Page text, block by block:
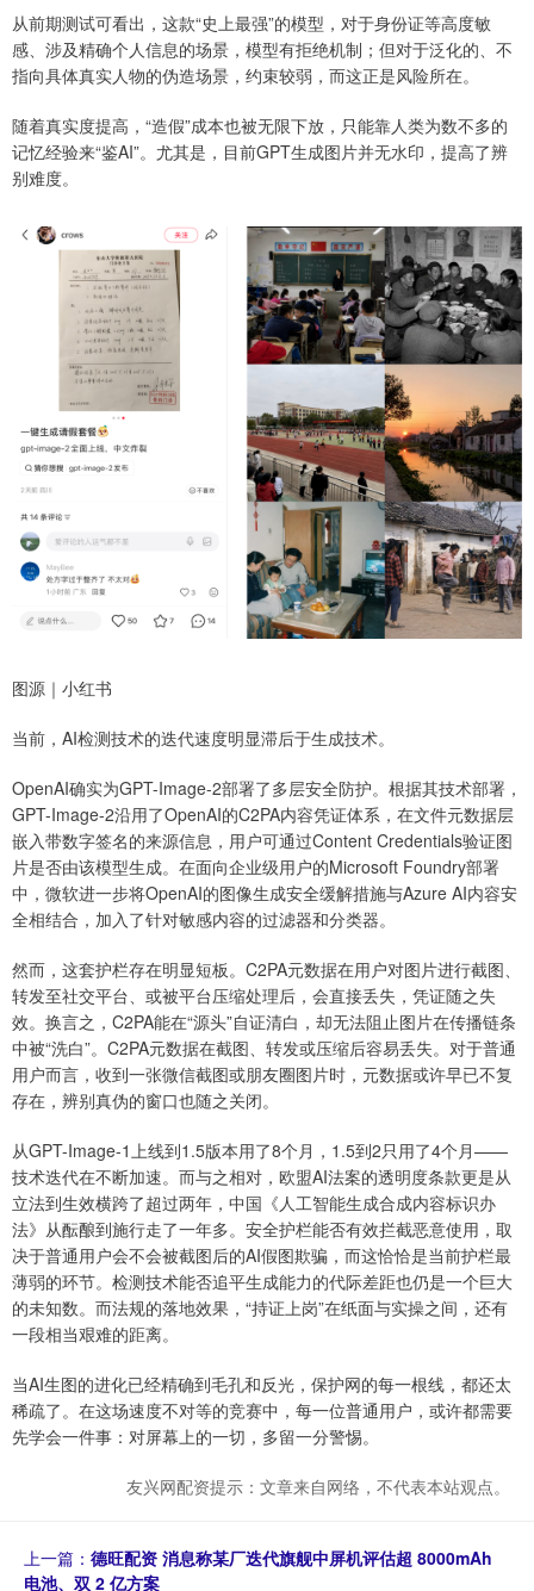
从前期测试可看出，这款“史上最强”的模型，对于身份证等高度敏
感、涉及精确个人信息的场景，模型有拒绝机制；但对于泛化的、不
指向具体真实人物的伪造场景，约束较弱，而这正是风险所在。
随着真实度提高，“造假”成本也被无限下放，只能靠人类为数不多的
记忆经验来“鉴AI”。尤其是，目前GPT生成图片并无水印，提高了辨
别难度。
图源｜小红书
当前，AI检测技术的迭代速度明显滞后于生成技术。
OpenAI确实为GPT-Image-2部署了多层安全防护。根据其技术部署，
GPT-Image-2沿用了OpenAI的C2PA内容凭证体系，在文件元数据层
嵌入带数字签名的来源信息，用户可通过Content Credentials验证图
片是否由该模型生成。在面向企业级用户的Microsoft Foundry部署
中，微软进一步将OpenAI的图像生成安全缓解措施与Azure AI内容安
全相结合，加入了针对敏感内容的过滤器和分类器。
然而，这套护栏存在明显短板。C2PA元数据在用户对图片进行截图、
转发至社交平台、或被平台压缩处理后，会直接丢失，凭证随之失
效。换言之，C2PA能在“源头”自证清白，却无法阻止图片在传播链条
中被“洗白”。C2PA元数据在截图、转发或压缩后容易丢失。对于普通
用户而言，收到一张微信截图或朋友圈图片时，元数据或许早已不复
存在，辨别真伪的窗口也随之关闭。
从GPT-Image-1上线到1.5版本用了8个月，1.5到2只用了4个月——
技术迭代在不断加速。而与之相对，欧盟AI法案的透明度条款更是从
立法到生效横跨了超过两年，中国《人工智能生成合成内容标识办
法》从酝酿到施行走了一年多。安全护栏能否有效拦截恶意使用，取
决于普通用户会不会被截图后的AI假图欺骗，而这恰恰是当前护栏最
薄弱的环节。检测技术能否追平生成能力的代际差距也仍是一个巨大
的未知数。而法规的落地效果，“持证上岗”在纸面与实操之间，还有
一段相当艰难的距离。
当AI生图的进化已经精确到毛孔和反光，保护网的每一根线，都还太
稀疏了。在这场速度不对等的竞赛中，每一位普通用户，或许都需要
先学会一件事：对屏幕上的一切，多留一分警惕。
友兴网配资提示：文章来自网络，不代表本站观点。
上一篇： 德旺配资 消息称某厂迭代旗舰中屏机评估超 8000mAh
电池、双 2 亿方案